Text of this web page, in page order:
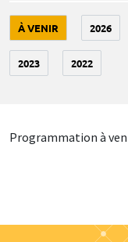
À VENIR 2026
2023 2022
Programmation à